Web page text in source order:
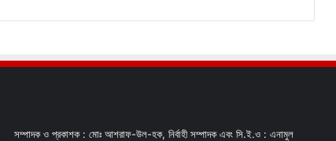
সম্পাদক ও প্রকাশক : মোঃ আশরাফ-উল-হক, নির্বাহী সম্পাদক এবং সি.ই.ও : এনামুল